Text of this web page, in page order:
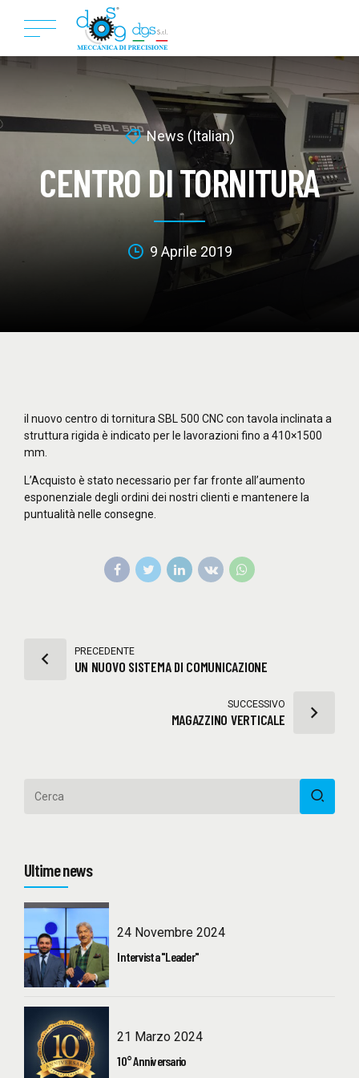
News (Italian)
CENTRO DI TORNITURA
9 Aprile 2019
il nuovo centro di tornitura SBL 500 CNC con tavola inclinata a
struttura rigida è indicato per le lavorazioni fino a 410×1500
mm.
L’Acquisto è stato necessario per far fronte all’aumento
esponenziale degli ordini dei nostri clienti e mantenere la
puntualità nelle consegne.
PRECEDENTE
UN NUOVO SISTEMA DI COMUNICAZIONE
SUCCESSIVO
MAGAZZINO VERTICALE
Ultime news
24 Novembre 2024
Intervista "Leader"
21 Marzo 2024
10° Anniversario